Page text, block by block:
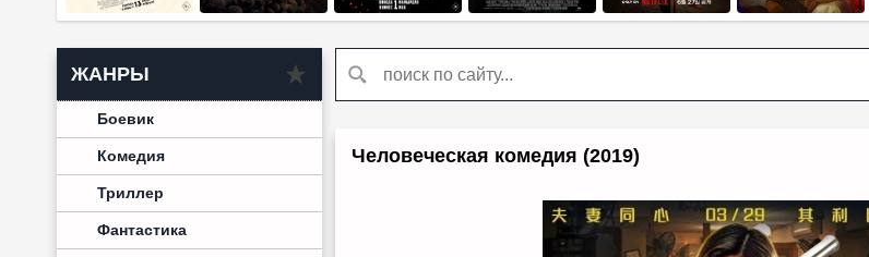
ЖАНРЫ
Боевик
Комедия
Триллер
Фантастика
Человеческая комедия (2019)